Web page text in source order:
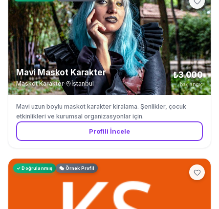
Mavi Maskot Karakter
Maskot Karakter· İstanbul
₺3.000
başlangıç
Mavi uzun boylu maskot karakter kiralama. Şenlikler, çocuk
etkinlikleri ve kurumsal organizasyonlar için.
Profili İncele
✓ Doğrulanmış 🎭 Örnek Profil